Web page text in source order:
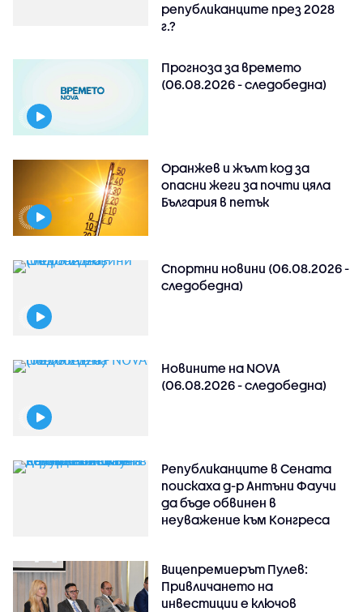
републиканците през 2028
г.?
Прогноза за времето
(06.08.2026 - следобедна)
Оранжев и жълт код за
опасни жеги за почти цяла
България в петък
Спортни новини (06.08.2026 -
следобедна)
Новините на NOVA
(06.08.2026 - следобедна)
Републиканците в Сената
поискаха д-р Антъни Фаучи
да бъде обвинен в
неуважение към Конгреса
Вицепремиерът Пулев:
Привличането на
инвестиции е ключов